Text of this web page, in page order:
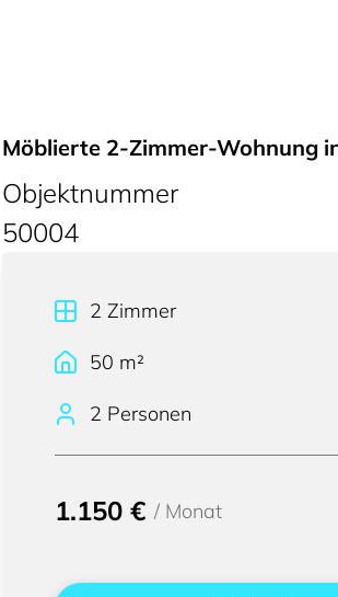
Möblierte 2-Zimmer-Wohnung
Objektnummer
50004
2 Zimmer
50 m²
2 Personen
1.150 € / Monat